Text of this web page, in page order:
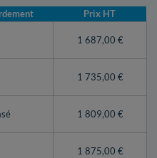
Prix HT
1 687,00 €
1 735,00 €
1 809,00 €
1 875,00 €